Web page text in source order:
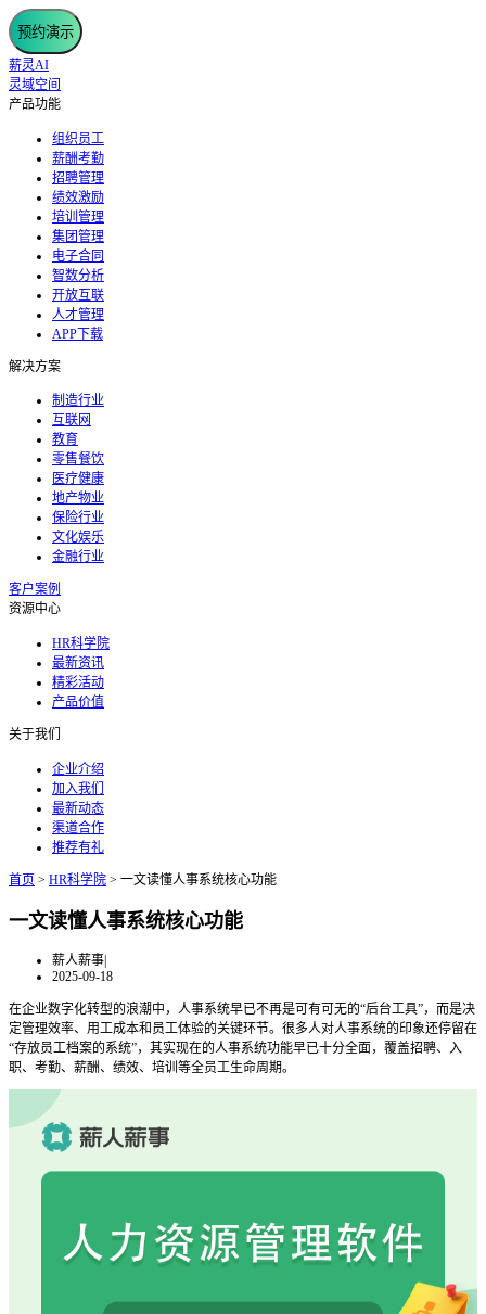
预约演示
薪灵AI
灵域空间
产品功能
组织员工
薪酬考勤
招聘管理
绩效激励
培训管理
集团管理
电子合同
智数分析
开放互联
人才管理
APP下载
解决方案
制造行业
互联网
教育
零售餐饮
医疗健康
地产物业
保险行业
文化娱乐
金融行业
客户案例
资源中心
HR科学院
最新资讯
精彩活动
产品价值
关于我们
企业介绍
加入我们
最新动态
渠道合作
推荐有礼
首页 > HR科学院 > 一文读懂人事系统核心功能
一文读懂人事系统核心功能
薪人薪事|
2025-09-18
在企业数字化转型的浪潮中，人事系统早已不再是可有可无的“后台工具”，而是决
定管理效率、用工成本和员工体验的关键环节。很多人对人事系统的印象还停留在
“存放员工档案的系统”，其实现在的人事系统功能早已十分全面，覆盖招聘、入
职、考勤、薪酬、绩效、培训等全员工生命周期。